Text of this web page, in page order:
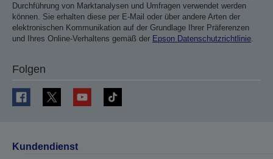
Durchführung von Marktanalysen und Umfragen verwendet werden
können. Sie erhalten diese per E-Mail oder über andere Arten der
elektronischen Kommunikation auf der Grundlage Ihrer Präferenzen
und Ihres Online-Verhaltens gemäß der Epson Datenschutzrichtlinie
Folgen
Kundendienst